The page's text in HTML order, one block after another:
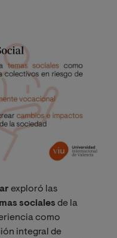
exploró las
sociales de la
como
integral de